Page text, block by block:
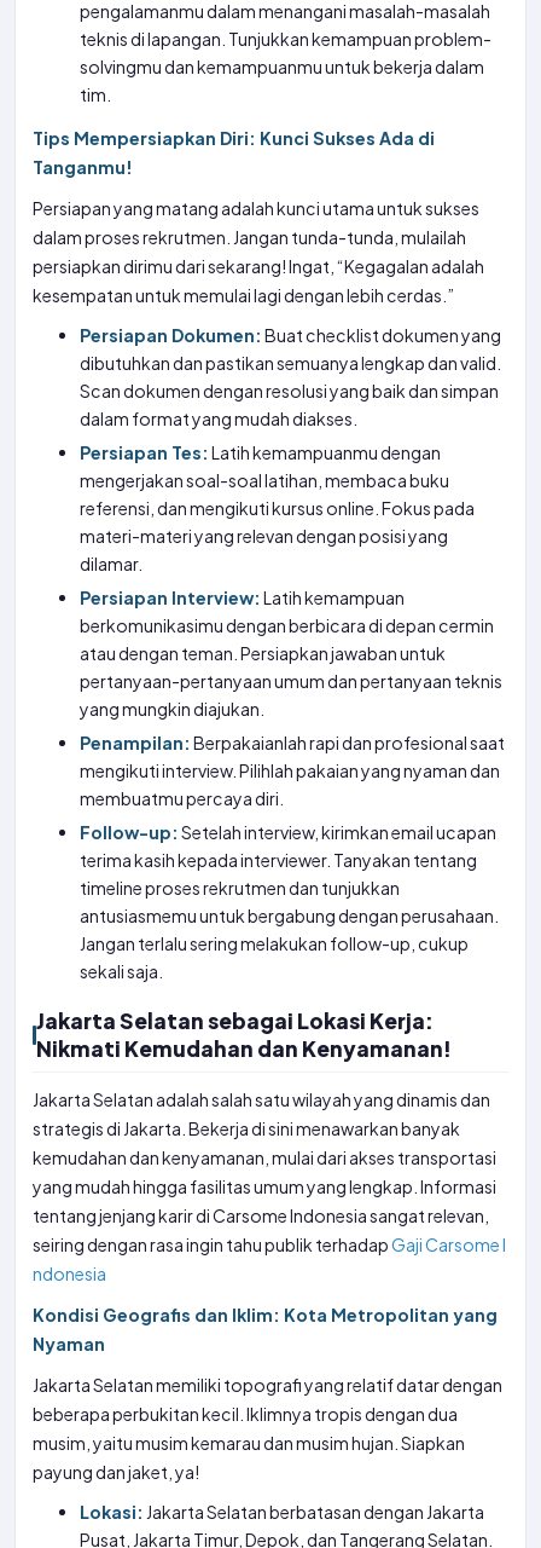
pengalamanmu dalam menangani masalah-masalah
teknis di lapangan. Tunjukkan kemampuan problem-
solvingmu dan kemampuanmu untuk bekerja dalam
tim.
Tips Mempersiapkan Diri: Kunci Sukses Ada di
Tanganmu!
Persiapan yang matang adalah kunci utama untuk sukses
dalam proses rekrutmen. Jangan tunda-tunda, mulailah
persiapkan dirimu dari sekarang! Ingat, “Kegagalan adalah
kesempatan untuk memulai lagi dengan lebih cerdas.”
Persiapan Dokumen: Buat checklist dokumen yang
dibutuhkan dan pastikan semuanya lengkap dan valid.
Scan dokumen dengan resolusi yang baik dan simpan
dalam format yang mudah diakses.
Persiapan Tes: Latih kemampuanmu dengan
mengerjakan soal-soal latihan, membaca buku
referensi, dan mengikuti kursus online. Fokus pada
materi-materi yang relevan dengan posisi yang
dilamar.
Persiapan Interview: Latih kemampuan
berkomunikasimu dengan berbicara di depan cermin
atau dengan teman. Persiapkan jawaban untuk
pertanyaan-pertanyaan umum dan pertanyaan teknis
yang mungkin diajukan.
Penampilan: Berpakaianlah rapi dan profesional saat
mengikuti interview. Pilihlah pakaian yang nyaman dan
membuatmu percaya diri.
Follow-up: Setelah interview, kirimkan email ucapan
terima kasih kepada interviewer. Tanyakan tentang
timeline proses rekrutmen dan tunjukkan
antusiasmemu untuk bergabung dengan perusahaan.
Jangan terlalu sering melakukan follow-up, cukup
sekali saja.
Jakarta Selatan sebagai Lokasi Kerja:
Nikmati Kemudahan dan Kenyamanan!
Jakarta Selatan adalah salah satu wilayah yang dinamis dan
strategis di Jakarta. Bekerja di sini menawarkan banyak
kemudahan dan kenyamanan, mulai dari akses transportasi
yang mudah hingga fasilitas umum yang lengkap. Informasi
tentang jenjang karir di Carsome Indonesia sangat relevan,
seiring dengan rasa ingin tahu publik terhadapGaji Carsome I
ndonesia
Kondisi Geografis dan Iklim: Kota Metropolitan yang
Nyaman
Jakarta Selatan memiliki topografi yang relatif datar dengan
beberapa perbukitan kecil. Iklimnya tropis dengan dua
musim, yaitu musim kemarau dan musim hujan. Siapkan
payung dan jaket, ya!
Lokasi: Jakarta Selatan berbatasan dengan Jakarta
Pusat, Jakarta Timur, Depok, dan Tangerang Selatan.